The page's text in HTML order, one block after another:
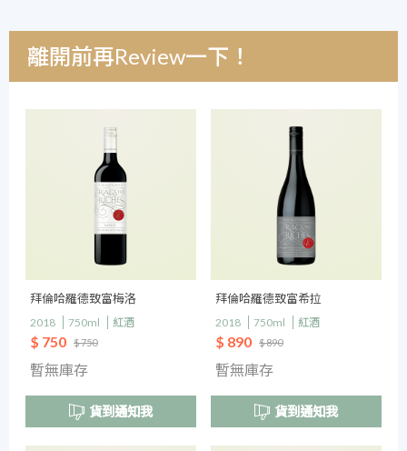
離開前再Review一下！
拜倫哈羅德致富梅洛
2018 750ml 紅酒
$ 750 $ 750
暫無庫存
貨到通知我
拜倫哈羅德致富希拉
2018 750ml 紅酒
$ 890 $ 890
暫無庫存
貨到通知我